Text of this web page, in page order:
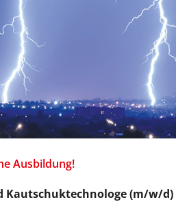
Ausbildung!
Kautschuktechnologe (m/w/d)